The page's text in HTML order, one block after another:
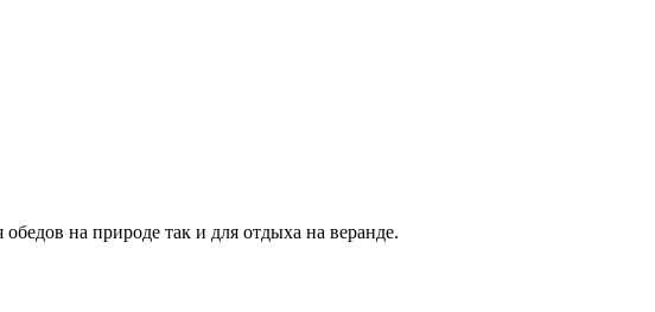
на природе так и для отдыха на веранде.